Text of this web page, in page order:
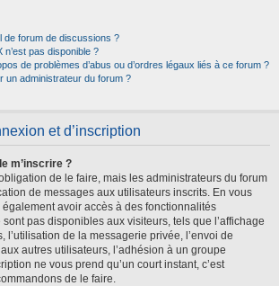
de forum de discussions ?
n’est pas disponible ?
de problèmes d’abus ou d’ordres légaux liés à ce forum ?
un administrateur du forum ?
et d’inscription
m’inscrire ?
de le faire, mais les administrateurs du forum
de messages aux utilisateurs inscrits. En vous
avoir accès à des fonctionnalités
pas disponibles aux visiteurs, tels que l’affichage
l’utilisation de la messagerie privée, l’envoi de
autres utilisateurs, l’adhésion à un groupe
ne vous prend qu’un court instant, c’est
de le faire.